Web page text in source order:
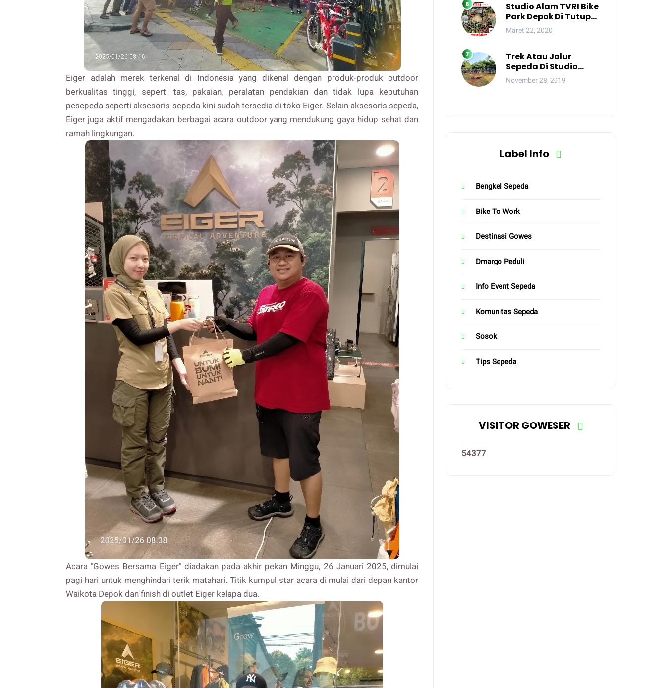
Eiger adalah merek terkenal di Indonesia yang dikenal dengan produk-produk outdoor
berkualitas tinggi, seperti tas, pakaian, peralatan pendakian dan tidak lupa kebutuhan
pesepeda seperti aksesoris sepeda kini sudah tersedia di toko Eiger. Selain aksesoris sepeda,
Eiger juga aktif mengadakan berbagai acara outdoor yang mendukung gaya hidup sehat dan
ramah lingkungan.
Acara "Gowes Bersama Eiger" diadakan pada akhir pekan Minggu, 26 Januari 2025, dimulai
pagi hari untuk menghindari terik matahari. Titik kumpul star acara di mulai dari depan kantor
Waikota Depok dan finish di outlet Eiger kelapa dua.
Studio Alam TVRI Bike
Park Depok Di Tutup
Sementara
Maret 22, 2020
Trek Atau Jalur
Sepeda Di Studio
Alam TVRI Bike Park
DEPOK
November 28, 2019
Label Info
Bengkel Sepeda
Bike To Work
Destinasi Gowes
Dmargo Peduli
Info Event Sepeda
Komunitas Sepeda
Sosok
Tips Sepeda
VISITOR GOWESER
54377